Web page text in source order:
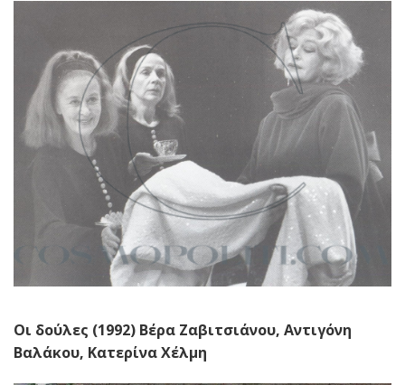
Οι δούλες (1992) Βέρα Ζαβιτσιάνου, Αντιγόνη
Βαλάκου, Κατερίνα Χέλμη